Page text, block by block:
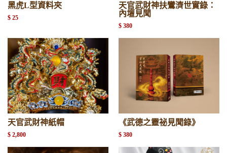
黑虎L型資料夾
$ 25
天官武財神扶鸞濟世實錄：
內壇見聞
$ 380
天官武財神紙帽
$ 2,800
《武德之靈祕見聞錄》
$ 380